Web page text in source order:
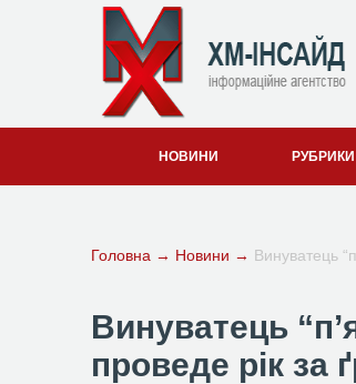
НОВИНИ РУБРИКИ
Головна → Новини → Винуватець
Винуватець
проведе рік за